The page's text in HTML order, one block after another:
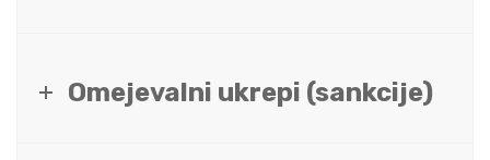
Omejevalni ukrepi (sankcije)